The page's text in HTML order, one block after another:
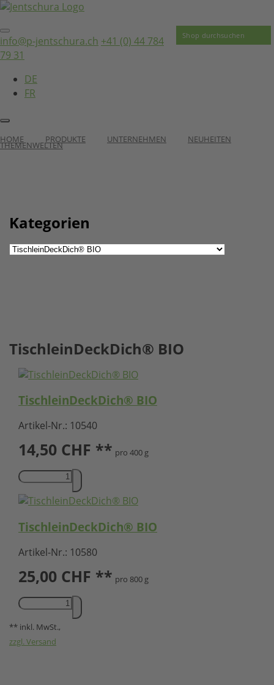
info@p-jentschura.ch +41 (0) 44 784
79 31
DE
FR
HOME PRODUKTE UNTERNEHMEN NEUHEITEN
THEMENWELTEN
Kategorien
TischleinDeckDich® BIO
TischleinDeckDich® BIO
Artikel-Nr.: 10540
14,50 CHF ** pro 400 g
TischleinDeckDich® BIO
Artikel-Nr.: 10580
25,00 CHF ** pro 800 g
** inkl. MwSt.,
zzgl. Versand